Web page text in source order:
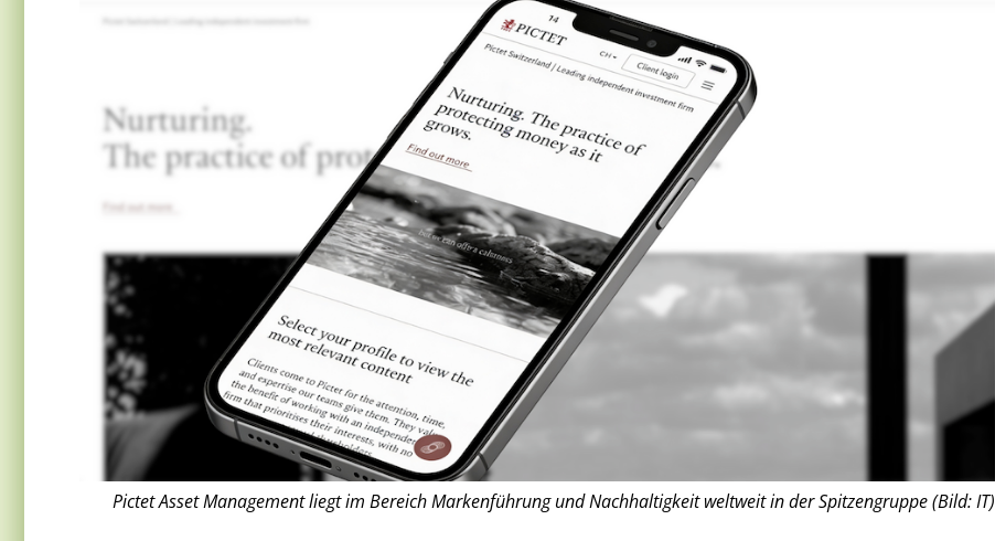
Pictet Asset Management liegt im Bereich Markenführung und Nachhaltigkeit weltweit in der Spitzengruppe (Bild: IT)